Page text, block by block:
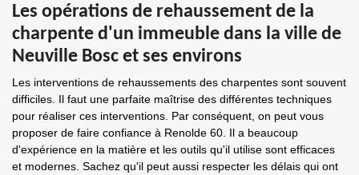
Les opérations de rehaussement de la
charpente d'un immeuble dans la ville de
Neuville Bosc et ses environs
Les interventions de rehaussements des charpentes sont souvent
difficiles. Il faut une parfaite maîtrise des différentes techniques
pour réaliser ces interventions. Par conséquent, on peut vous
proposer de faire confiance à Renolde 60. Il a beaucoup
d'expérience en la matière et les outils qu'il utilise sont efficaces
et modernes. Sachez qu'il peut aussi respecter les délais qui ont